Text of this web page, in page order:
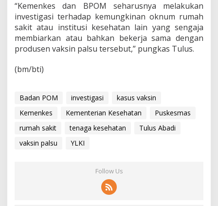
n
B
a
n
“Kemenkes dan BPOM seharusnya melakukan
investigasi terhadap kemungkinan oknum rumah
sakit atau institusi kesehatan lain yang sengaja
membiarkan atau bahkan bekerja sama dengan
produsen vaksin palsu tersebut,” pungkas Tulus.
(bm/bti)
Badan POM investigasi
kasus vaksin
Kemenkes
Kementerian Kesehatan
Puskesmas
rumah sakit
tenaga kesehatan
Tulus Abadi
vaksin palsu
YLKI
Follow Us